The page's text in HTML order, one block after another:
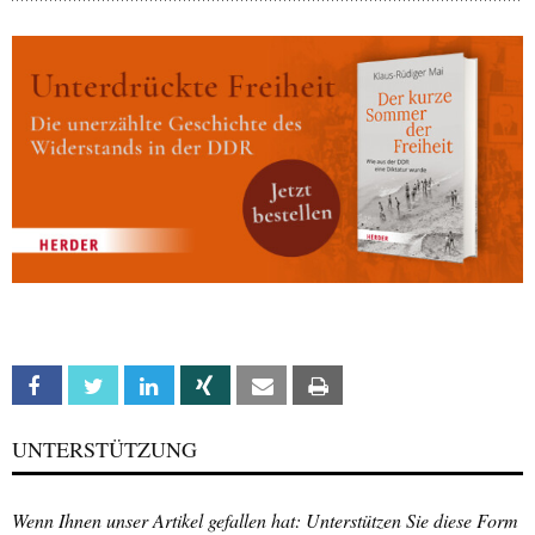
Facebook Twitter Linkedin Xing Email
UNTERSTÜTZUNG
Wenn Ihnen unser Artikel gefallen hat: Unterstützen Sie diese Form